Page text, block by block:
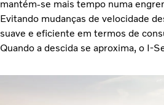
mantém-se mais tempo numa
Evitando mudanças de velocidade
suave e eficiente em termos de
Quando a descida se aproxima, o I-